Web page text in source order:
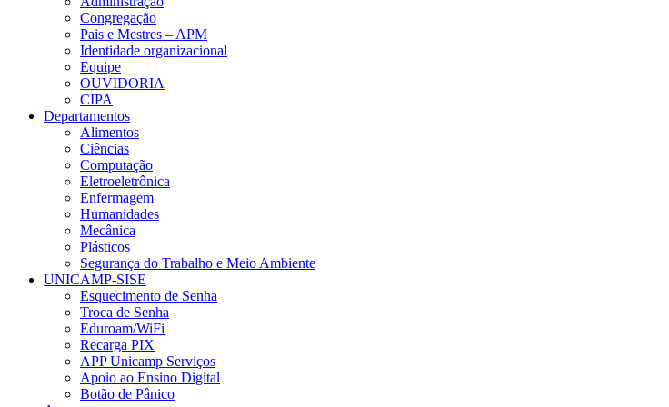
Congregação
Pais e Mestres – APM
Identidade organizacional
Equipe
OUVIDORIA
CIPA
Departamentos
Alimentos
Ciências
Computação
Eletroeletrônica
Enfermagem
Humanidades
Mecânica
Plásticos
Segurança do Trabalho e Meio Ambiente
UNICAMP-SISE
Esquecimento de Senha
Troca de Senha
Eduroam/WiFi
Recarga PIX
APP Unicamp Serviços
Apoio ao Ensino Digital
Botão de Pânico